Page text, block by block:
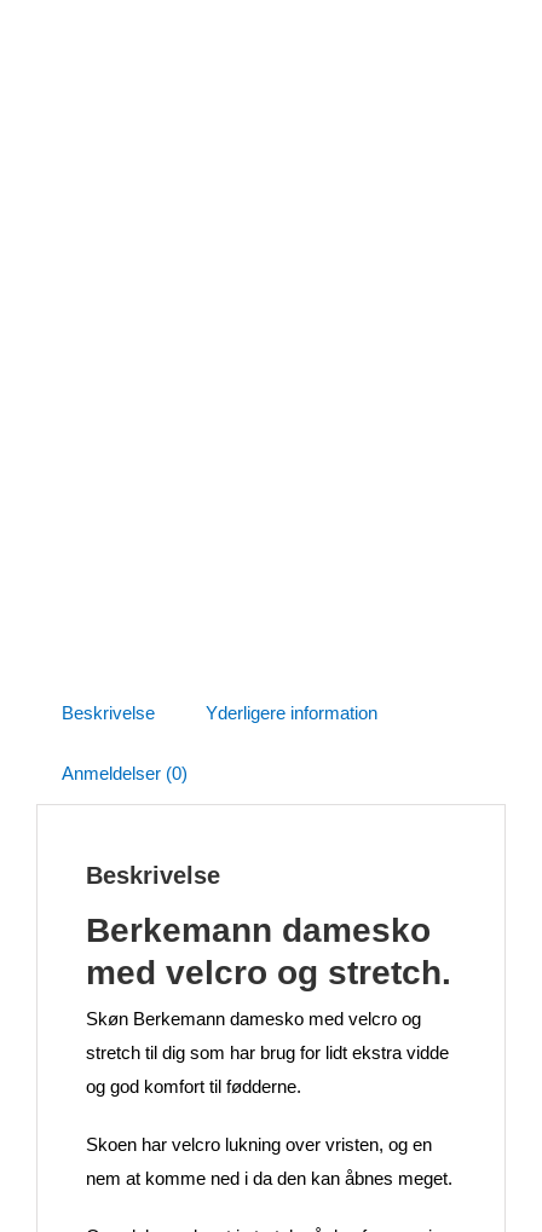
Beskrivelse Yderligere information
Anmeldelser (0)
Beskrivelse
Berkemann damesko
med velcro og stretch.
Skøn Berkemann damesko med velcro og
stretch til dig som har brug for lidt ekstra vidde
og god komfort til fødderne.
Skoen har velcro lukning over vristen, og en
nem at komme ned i da den kan åbnes meget.